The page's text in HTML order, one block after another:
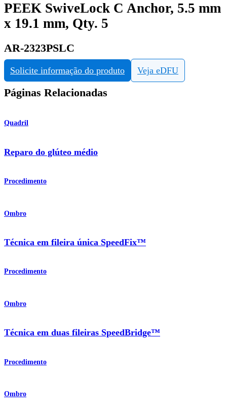
PEEK SwiveLock C Anchor, 5.5 mm
x 19.1 mm, Qty. 5
AR-2323PSLC
Solicite informação do produto Veja eDFU
Páginas Relacionadas
Quadril
Reparo do glúteo médio
Procedimento
Ombro
Técnica em fileira única SpeedFix™
Procedimento
Ombro
Técnica em duas fileiras SpeedBridge™
Procedimento
Ombro